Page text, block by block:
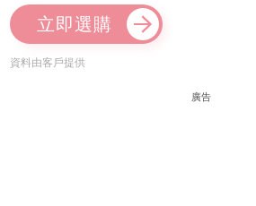
立即選購
資料由客戶提供
廣告